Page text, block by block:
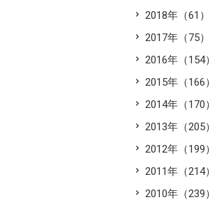
2018年（61）
2017年（75）
2016年（154）
2015年（166）
2014年（170）
2013年（205）
2012年（199）
2011年（214）
2010年（239）